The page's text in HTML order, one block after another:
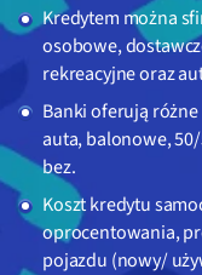
Kredytem można
osobowe,
rekreacyjne oraz
Banki oferują
auta, balonowe,
bez.
Koszt kredytu
oprocentowania,
pojazdu (nowy/